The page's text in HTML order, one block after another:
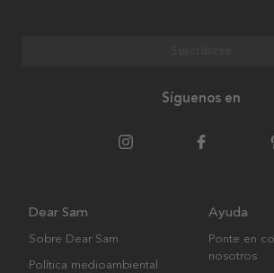
Síguenos en
Dear Sam
Sobre Dear Sam
Política medioambiental
Ayuda
Ponte en
nosotros